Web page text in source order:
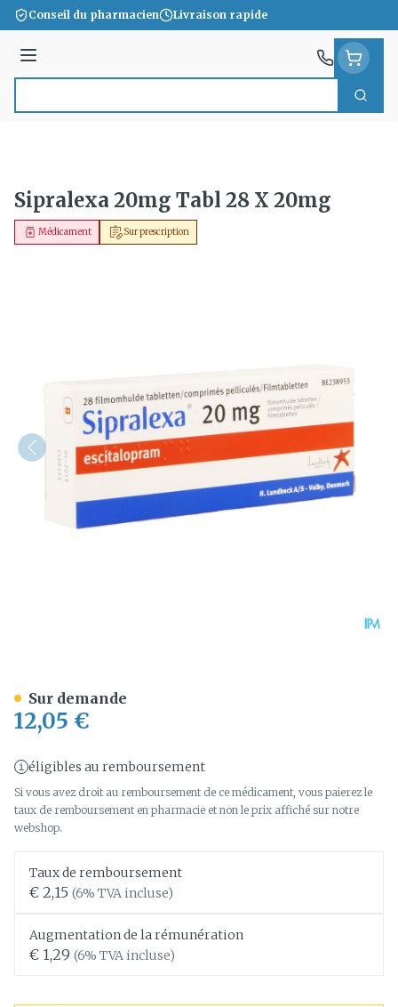
Aller au contenu
Conseil du pharmacien Livraison rapide
Menu
Sipralexa 20mg Tabl 28 X 20mg
Sur prescription
Médicament
12,05 €
éligibles au remboursement
Si vous avez droit au remboursement de ce médicament, vous paierez le
taux de remboursement en pharmacie et non le prix affiché sur notre
webshop.
Taux de remboursement
€ 2,15 (6% TVA incluse)
Augmentation de la rémunération
€ 1,29 (6% TVA incluse)
Sur demande